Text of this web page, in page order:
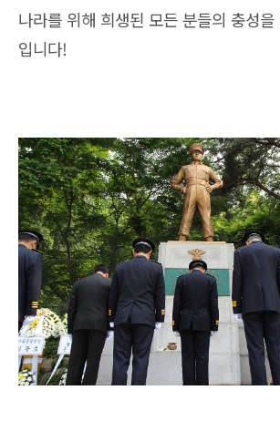
나라를 위해 희생된 모든 분들의 충성
입니다!